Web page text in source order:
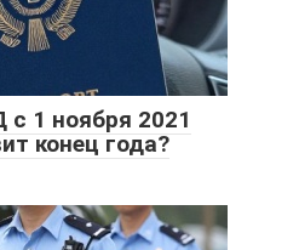
1 ноября 2021
конец года?